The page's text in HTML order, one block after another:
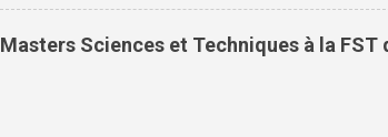
Masters Sciences et Techniques à la